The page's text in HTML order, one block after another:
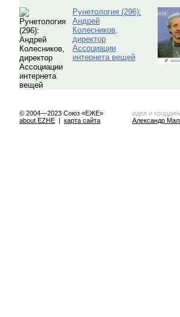
Рунетология (296):
Андрей
Колесников,
директор
Ассоциации
интернета вещей
© 2004—2023 Союз «ЕЖЕ»
about EZHE | карта сайта
идея и
Александр